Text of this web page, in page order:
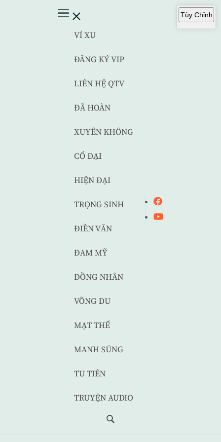
VÍ XU
ĐĂNG KÝ VIP
LIÊN HỆ QTV
ĐÃ HOÀN
XUYÊN KHÔNG
CỔ ĐẠI
HIỆN ĐẠI
TRỌNG SINH
ĐIỀN VĂN
ĐAM MỸ
ĐỒNG NHÂN
VÕNG DU
MẠT THẾ
MANH SỦNG
TU TIÊN
TRUYỆN AUDIO
Tùy Chỉnh